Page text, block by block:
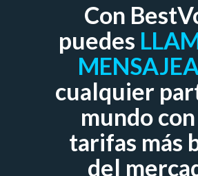
Con
puedes
cualquier
mundo
tarifas más
del